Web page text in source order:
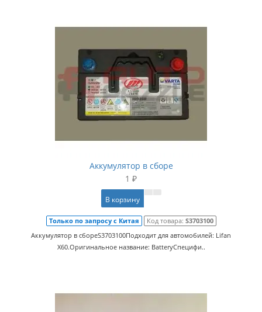
Аккумулятор в сборе
1 ₽
В корзину
Только по запросу с Китая Код товара: S3703100
Аккумулятор в сбореS3703100Подходит для автомобилей: Lifan
X60.Оригинальное название: BatteryСпецифи..